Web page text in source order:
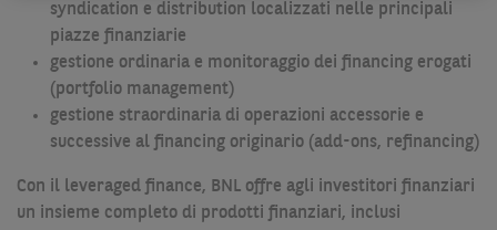
syndication e distribution localizzati nelle principali
piazze finanziarie
gestione ordinaria e monitoraggio dei financing erogati
(portfolio management)
gestione straordinaria di operazioni accessorie e
successive al financing originario (add-ons, refinancing)
Con il leveraged finance, BNL offre agli investitori finanziari
un insieme completo di prodotti finanziari, inclusi